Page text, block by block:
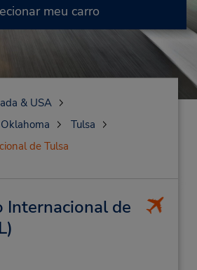
meu carro
& USA
Oklahoma
Tulsa
de Tulsa
de